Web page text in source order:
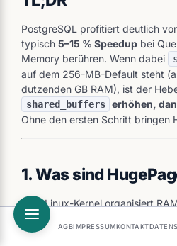
PostgreSQL profitiert deutlich
typisch 5–15 % Speedup bei
Memory berühren. Wenn dabei
auf dem 256-MB-Default steht
dutzenden GB RAM), ist der
shared_buffers erhöhen,
Ohne den ersten Schritt bringen
1. Was sind
Dein Linux-Kernel organisiert
den sogenannten
einzelne Page wird über eine
AGBIMPRESSUMKONTAKT